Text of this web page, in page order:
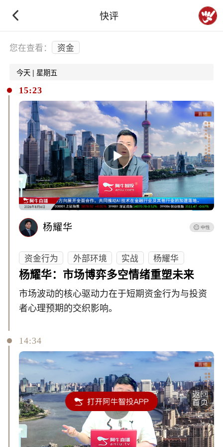
快评
下拉刷新
您在查看： 资金
今天 | 星期五
15:23
杨耀华
资金行为 外部环境 实战
杨耀华
杨耀华：市场博弈多空情绪重塑未来
市场波动的核心驱动力在于短期资金行为与投资
者心理预期的交织影响。
14:34